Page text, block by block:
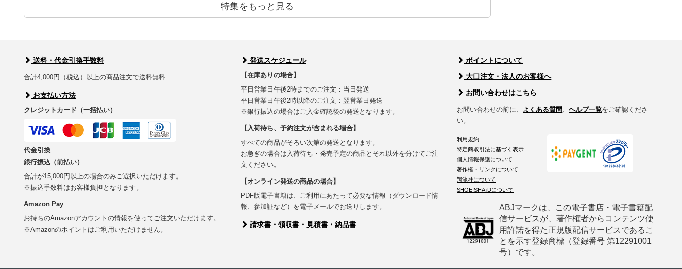
特集をもっと見る
送料・代金引換手数料
合計4,000円（税込）以上の商品注文で送料無料
お支払い方法
クレジットカード（一括払い）
代金引換
銀行振込（前払い）
合計が15,000円以上の場合のみご選択いただけます。
※振込手数料はお客様負担となります。
Amazon Pay
お持ちのAmazonアカウントの情報を使ってご注文いただけます。
※Amazonのポイントはご利用いただけません。
発送スケジュール
【在庫ありの場合】
平日営業日午後2時までのご注文：当日発送
平日営業日午後2時以降のご注文：翌営業日発送
※銀行振込の場合はご入金確認後の発送となります。
【入荷待ち、予約注文が含まれる場合】
すべての商品がそろい次第の発送となります。
お急ぎの場合は入荷待ち・発売予定の商品とそれ以外を分けてご注
文ください。
【オンライン発送の商品の場合】
PDF版電子書籍は、ご利用にあたって必要な情報（ダウンロード情
報、参加証など）を電子メールでお送りします。
請求書・領収書・見積書・納品書
ポイントについて
大口注文・法人のお客様へ
お問い合わせはこちら
お問い合わせの前に、 よくある質問 、ヘルプ一覧をご確認くださ
い。
利用規約
特定商取引法に基づく表示
個人情報保護について
著作権・リンクについて
翔泳社について
SHOEISHA iDについて
ABJマークは、この電子書店・電子書籍配
信サービスが、著作権者からコンテンツ使
用許諾を得た正規版配信サービスであるこ
とを示す登録商標（登録番号 第12291001
号）です。